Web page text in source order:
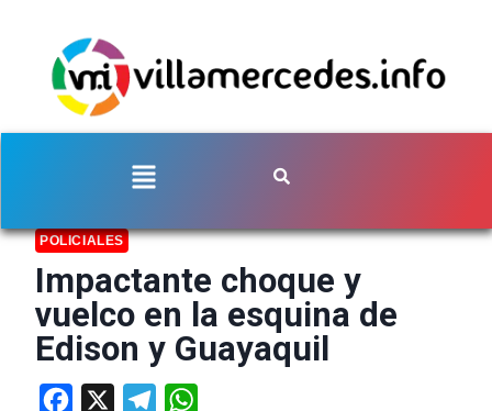
POLICIALES
Impactante choque y
vuelco en la esquina de
Edison y Guayaquil
Facebook Telegram